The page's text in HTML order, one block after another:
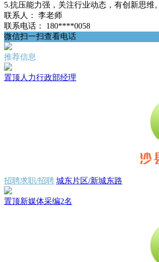
5.抗压能力强，关注行业动态，有创新思维。
联系人：
李老师
联系电话：
180****0058
微信扫一扫查看电话
推荐信息
置顶 人力行政部经理
招聘求职/招聘 城东片区/新城东路
置顶新媒体采编2名